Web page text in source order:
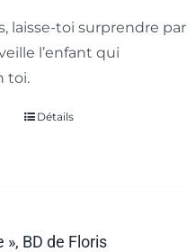
laisse-toi surprendre par
l’enfant qui
toi.
Détails
», BD de Floris